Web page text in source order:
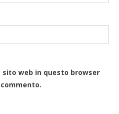
sito web in questo browser